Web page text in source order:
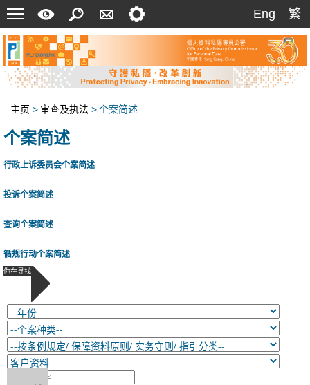
菜
单
速
指
南
索
络
我
定
Eng
繁
繁
主页 > 审查及执法 >个案简述
个案简述
行政上诉委员会个案简述
投诉个案简述
查询个案简述
循规行动个案简述
你在寻找